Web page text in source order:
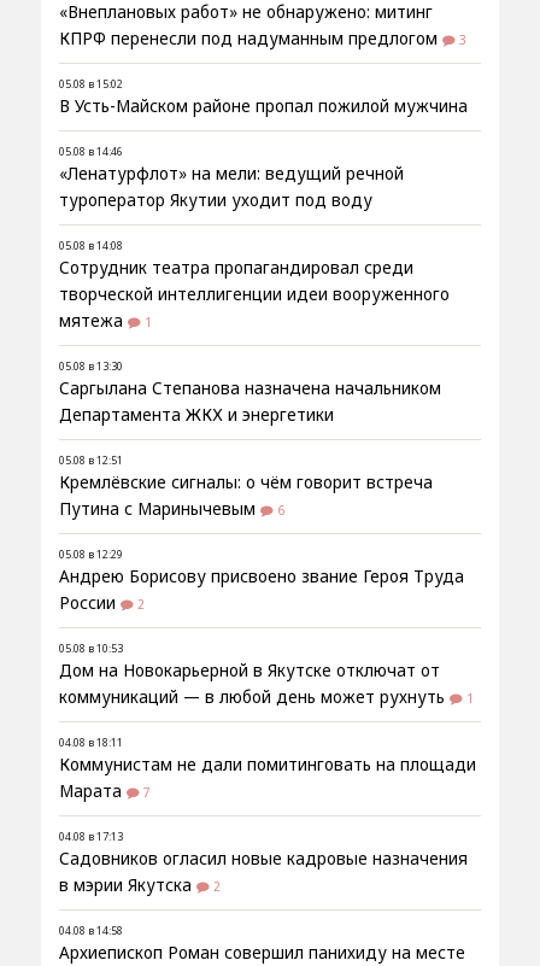
«Внеплановых работ» не обнаружено: митинг
КПРФ перенесли под надуманным предлогом
3
05.08 в 15:02
В Усть-Майском районе пропал пожилой мужчина
05.08 в 14:46
«Ленатурфлот» на мели: ведущий речной
туроператор Якутии уходит под воду
05.08 в 14:08
Сотрудник театра пропагандировал среди
творческой интеллигенции идеи вооруженного
мятежа
1
05.08 в 13:30
Саргылана Степанова назначена начальником
Департамента ЖКХ и энергетики
05.08 в 12:51
Кремлёвские сигналы: о чём говорит встреча
Путина с Маринычевым
6
05.08 в 12:29
Андрею Борисову присвоено звание Героя Труда
России
2
05.08 в 10:53
Дом на Новокарьерной в Якутске отключат от
коммуникаций — в любой день может рухнуть
1
04.08 в 18:11
Коммунистам не дали помитинговать на площади
Марата
7
04.08 в 17:13
Садовников огласил новые кадровые назначения
в мэрии Якутска
2
04.08 в 14:58
Архиепископ Роман совершил панихиду на месте